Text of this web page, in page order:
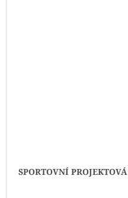
SPORTOVNÍ